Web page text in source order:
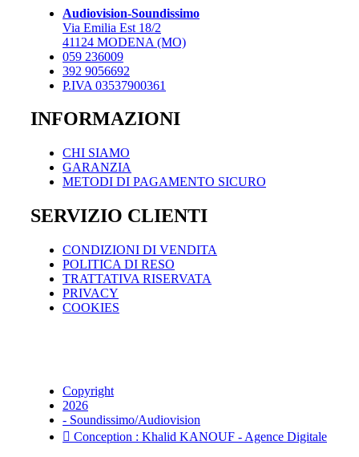
Audiovision-Soundissimo
Via Emilia Est 18/2
41124 MODENA (MO)
059 236009
392 9056692
P.IVA 03537900361
INFORMAZIONI
CHI SIAMO
GARANZIA
METODI DI PAGAMENTO SICURO
SERVIZIO CLIENTI
CONDIZIONI DI VENDITA
POLITICA DI RESO
TRATTATIVA RISERVATA
PRIVACY
COOKIES
Copyright
2026
- Soundissimo/Audiovision
Conception : Khalid KANOUF - Agence Digitale